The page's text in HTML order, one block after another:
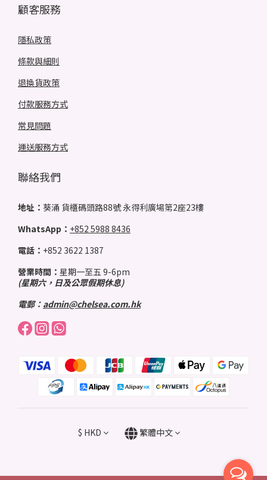
顧客服務
隱私政策
條款與細則
退換貨政策
付款服務方式
常見問題
運送服務方式
聯絡我們
地址： 葵涌 貨櫃碼頭路88號 永得利廣場第2座23樓
WhatsApp： +852 5988 8436
電話： +852 3622 1387
營業時間： 星期一至五 9-6pm
(星期六，日及公眾假期休息)
電郵： admin@chelsea.com.hk
$ HKD 繁體中文